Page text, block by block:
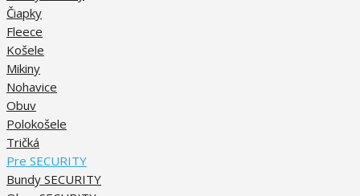
Čiapky
Fleece
Košele
Mikiny
Nohavice
Obuv
Polokošele
Tričká
Pre SECURITY
Bundy SECURITY